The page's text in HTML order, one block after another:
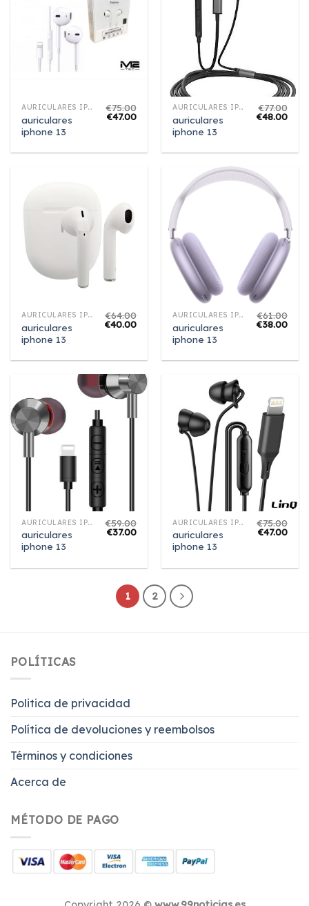
AURICULARES IPHONE 13
auriculares
iphone 13
€75.00
€47.00
AURICULARES IPHONE 13
auriculares
iphone 13
€77.00
€48.00
AURICULARES IPHONE 13
auriculares
iphone 13
€64.00
€40.00
AURICULARES IPHONE 13
auriculares
iphone 13
€61.00
€38.00
AURICULARES IPHONE 13
auriculares
iphone 13
€59.00
€37.00
AURICULARES IPHONE 13
auriculares
iphone 13
€75.00
€47.00
1 2
POLÍTICAS
Politica de privacidad
Política de devoluciones y reembolsos
Términos y condiciones
Acerca de
MÉTODO DE PAGO